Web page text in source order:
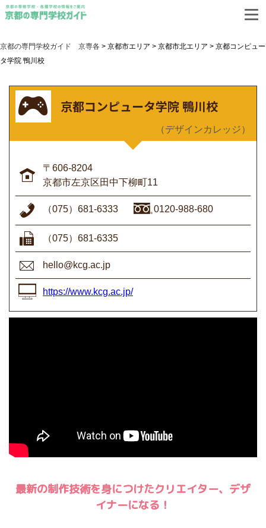
京都の専門学校ガイド 京専各 > 京都市エリア > 京都市北エリア > 京都コンピュー
タ学院 鴨川校
京都コンピュータ学院 鴨川校
（デザインカレッジ）
〒606-8204
京都市左京区田中下柳町11
（075）681-6333 0120-988-680
（075）681-6335
hello@kcg.ac.jp
https://www.kcg.ac.jp/
最新の制作技術を身につけたクリエイター、デザ
イナーになる！